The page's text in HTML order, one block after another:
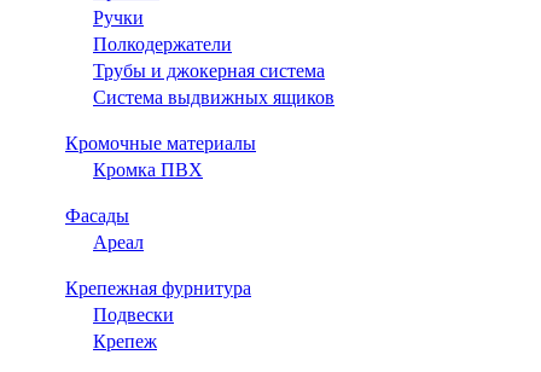
Ручки
Полкодержатели
Трубы и джокерная система
Система выдвижных ящиков
Кромочные материалы
Кромка ПВХ
Фасады
Ареал
Крепежная фурнитура
Подвески
Крепеж